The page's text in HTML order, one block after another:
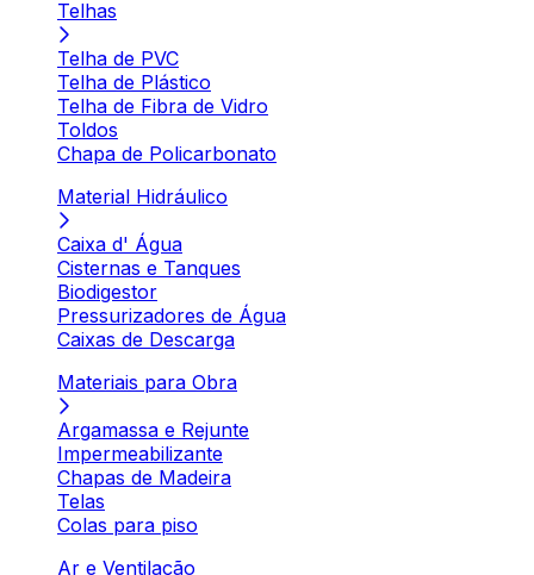
Telhas
Telha de PVC
Telha de Plástico
Telha de Fibra de Vidro
Toldos
Chapa de Policarbonato
Material Hidráulico
Caixa d' Água
Cisternas e Tanques
Biodigestor
Pressurizadores de Água
Caixas de Descarga
Materiais para Obra
Argamassa e Rejunte
Impermeabilizante
Chapas de Madeira
Telas
Colas para piso
Ar e Ventilação